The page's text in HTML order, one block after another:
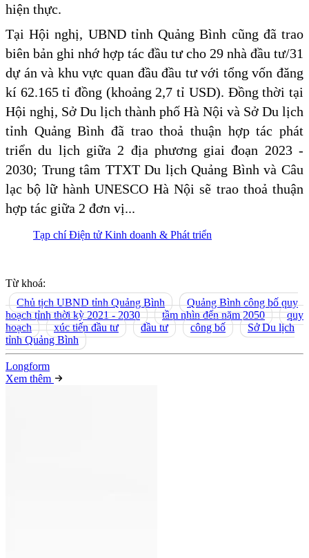
hiện thực.
Tại Hội nghị, UBND tỉnh Quảng Bình cũng đã trao
biên bản ghi nhớ hợp tác đầu tư cho 29 nhà đầu tư/31
dự án và khu vực quan đầu đầu tư với tổng vốn đăng
kí 62.165 tỉ đồng (khoảng 2,7 tỉ USD). Đồng thời tại
Hội nghị, Sở Du lịch thành phố Hà Nội và Sở Du lịch
tỉnh Quảng Bình đã trao thoả thuận hợp tác phát
triển du lịch giữa 2 địa phương giai đoạn 2023 -
2030; Trung tâm TTXT Du lịch Quảng Bình và Câu
lạc bộ lữ hành UNESCO Hà Nội sẽ trao thoả thuận
hợp tác giữa 2 đơn vị...
Tạp chí Điện tử Kinh doanh & Phát triển
Từ khoá:
Chủ tịch UBND tỉnh Quảng Bình
Quảng Bình công bố quy
hoạch tỉnh thời kỳ 2021 - 2030
tầm nhìn đến năm 2050
quy
hoạch
xúc tiến đầu tư đầu tư công bố
Sở Du lịch
tỉnh Quảng Bình
Longform
Xem thêm